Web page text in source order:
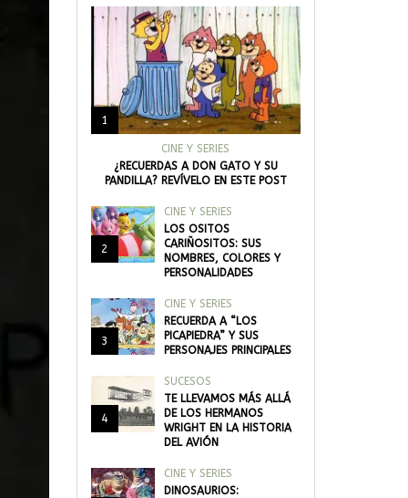
1
CINE Y SERIES
¿RECUERDAS A DON GATO Y SU
PANDILLA? REVÍVELO EN ESTE POST
2
CINE Y SERIES
LOS OSITOS
CARIÑOSITOS: SUS
NOMBRES, COLORES Y
PERSONALIDADES
3
CINE Y SERIES
RECUERDA A “LOS
PICAPIEDRA” Y SUS
PERSONAJES PRINCIPALES
4
SUCESOS
TE LLEVAMOS MÁS ALLÁ
DE LOS HERMANOS
WRIGHT EN LA HISTORIA
DEL AVIÓN
CINE Y SERIES
DINOSAURIOS: